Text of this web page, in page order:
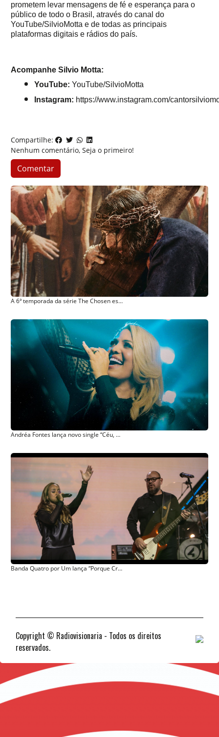
prometem levar mensagens de fé e esperança para o
público de todo o Brasil, através do canal do
YouTube/SilvioMotta e de todas as principais
plataformas digitais e rádios do país.
Acompanhe Silvio Motta:
YouTube: YouTube/SilvioMotta
Instagram: https://www.instagram.com/
Compartilhe:
Nenhum comentário, Seja o primeiro!
Comentar
A 6ª temporada da série The Chosen estreia exclusivamente no Prime Video em 15 de novembro de 2026
Andréa Fontes lança novo single “Céu, Minha Recompensa” com forte mensagem de fé e perseverança
Banda Quatro por Um lança “Porque Creio Em Ti” (Ao Vivo) com a participação de Bruna Karla
Copyright © Radiovisionaria - Todos os direitos
reservados.